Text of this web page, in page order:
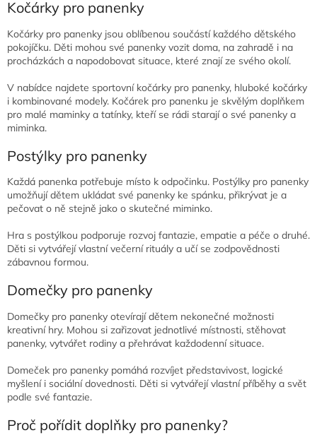
p
i
s
Kočárky pro panenky
Kočárky pro panenky jsou oblíbenou součástí každého dětského
pokojíčku. Děti mohou své panenky vozit doma, na zahradě i na
procházkách a napodobovat situace, které znají ze svého okolí.
V nabídce najdete sportovní kočárky pro panenky, hluboké kočárky
i kombinované modely. Kočárek pro panenku je skvělým doplňkem
pro malé maminky a tatínky, kteří se rádi starají o své panenky a
miminka.
Postýlky pro panenky
Každá panenka potřebuje místo k odpočinku. Postýlky pro panenky
umožňují dětem ukládat své panenky ke spánku, přikrývat je a
pečovat o ně stejně jako o skutečné miminko.
Hra s postýlkou podporuje rozvoj fantazie, empatie a péče o druhé.
Děti si vytvářejí vlastní večerní rituály a učí se zodpovědnosti
zábavnou formou.
Domečky pro panenky
Domečky pro panenky otevírají dětem nekonečné možnosti
kreativní hry. Mohou si zařizovat jednotlivé místnosti, stěhovat
panenky, vytvářet rodiny a přehrávat každodenní situace.
Domeček pro panenky pomáhá rozvíjet představivost, logické
myšlení i sociální dovednosti. Děti si vytvářejí vlastní příběhy a svět
podle své fantazie.
Proč pořídit doplňky pro panenky?